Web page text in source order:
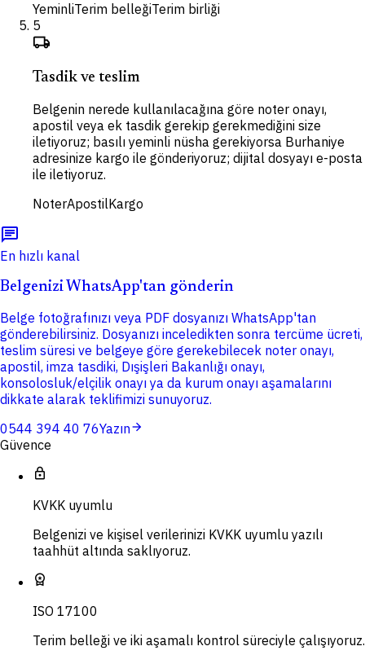
YeminliTerim belleğiTerim birliği
5
local_shipping
Tasdik ve teslim
Belgenin nerede kullanılacağına göre noter onayı,
apostil veya ek tasdik gerekip gerekmediğini size
iletiyoruz; basılı yeminli nüsha gerekiyorsa Burhaniye
adresinize kargo ile gönderiyoruz; dijital dosyayı e-posta
ile iletiyoruz.
NoterApostilKargo
chat
En hızlı kanal
Belgenizi WhatsApp'tan gönderin
Belge fotoğrafınızı veya PDF dosyanızı WhatsApp'tan
gönderebilirsiniz. Dosyanızı inceledikten sonra tercüme ücreti,
teslim süresi ve belgeye göre gerekebilecek noter onayı,
apostil, imza tasdiki, Dışişleri Bakanlığı onayı,
konsolosluk/elçilik onayı ya da kurum onayı aşamalarını
dikkate alarak teklifimizi sunuyoruz.
0544 394 40 76Yazınarrow_forward
Güvence
lock
KVKK uyumlu
Belgenizi ve kişisel verilerinizi KVKK uyumlu yazılı
taahhüt altında saklıyoruz.
workspace_premium
ISO 17100
Terim belleği ve iki aşamalı kontrol süreciyle çalışıyoruz.